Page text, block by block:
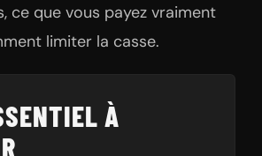
ce que vous payez vraiment
limiter la casse.
À